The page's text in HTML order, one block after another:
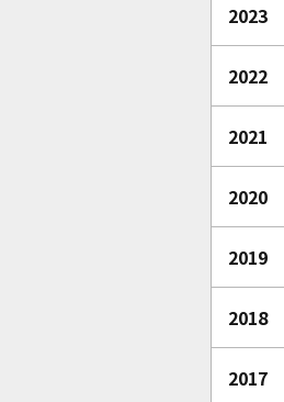
2023
2022
2021
2020
2019
2018
2017